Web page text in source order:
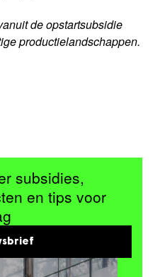
de opstartsubsidie
productielandschappen.
subsidies,
en tips voor